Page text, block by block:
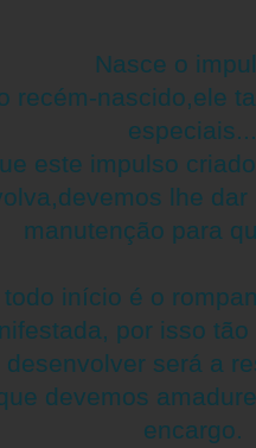
Nasce o
recém-nascido,ele
este impulso
lhe
manutenção para
todo início é o
por isso
desenvolver será a
devemos
encargo.